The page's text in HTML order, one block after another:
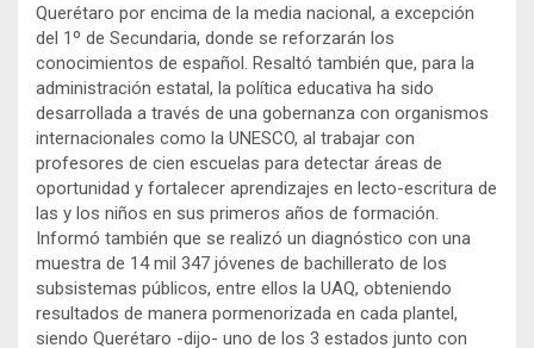
Querétaro por encima de la media nacional, a excepción
del 1º de Secundaria, donde se reforzarán los
conocimientos de español. Resaltó también que, para la
administración estatal, la política educativa ha sido
desarrollada a través de una gobernanza con organismos
internacionales como la UNESCO, al trabajar con
profesores de cien escuelas para detectar áreas de
oportunidad y fortalecer aprendizajes en lecto-escritura de
las y los niños en sus primeros años de formación.
Informó también que se realizó un diagnóstico con una
muestra de 14 mil 347 jóvenes de bachillerato de los
subsistemas públicos, entre ellos la UAQ, obteniendo
resultados de manera pormenorizada en cada plantel,
siendo Querétaro -dijo- uno de los 3 estados junto con